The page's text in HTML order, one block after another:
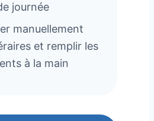
journée
manuellement
et remplir les
à la main